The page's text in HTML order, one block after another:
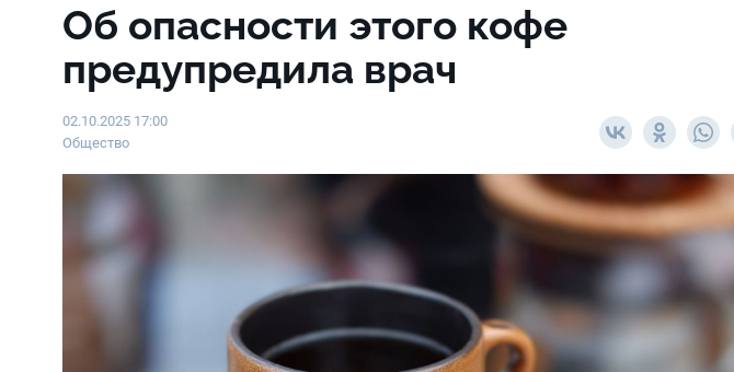
Об опасности этого кофе
предупредила врач
02.10.2025 17:00
Общество